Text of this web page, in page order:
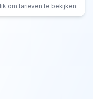
om tarieven te bekijken